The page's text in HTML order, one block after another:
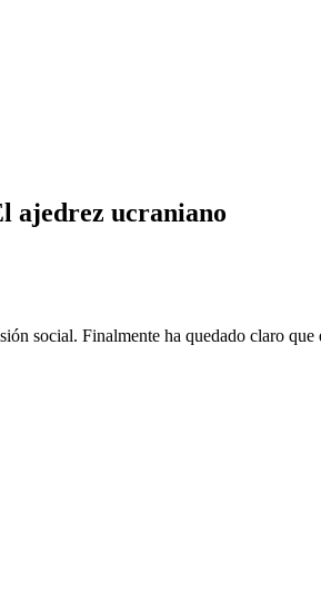
ajedrez ucraniano
social. Finalmente ha quedado claro